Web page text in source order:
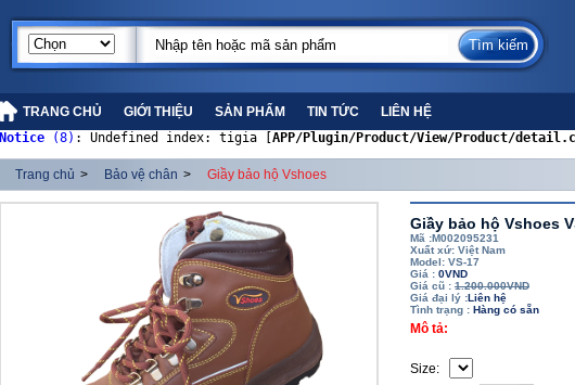
TRANG CHỦ GIỚI THIỆU SẢN PHẨM TIN TỨC LIÊN HỆ
Notice (8) : Undefined index: tigia [ APP/Plugin/Product/View/Product/
Trang chủ > Bảo vệ chân > Giầy bảo hộ Vshoes
Giầy bảo hộ Vshoes
Mã :M002095231
Xuất xứ: Việt Nam
Model: VS-17
Giá : 0VND
Giá cũ : 1.200.000VND
Giá đại lý :Liên hệ
Tình trạng : Hàng có sẵn
Mô tả:
Size: